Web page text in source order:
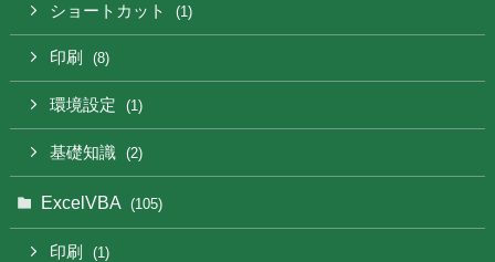
ショートカット (1)
印刷 (8)
環境設定 (1)
基礎知識 (2)
ExcelVBA (105)
印刷 (1)